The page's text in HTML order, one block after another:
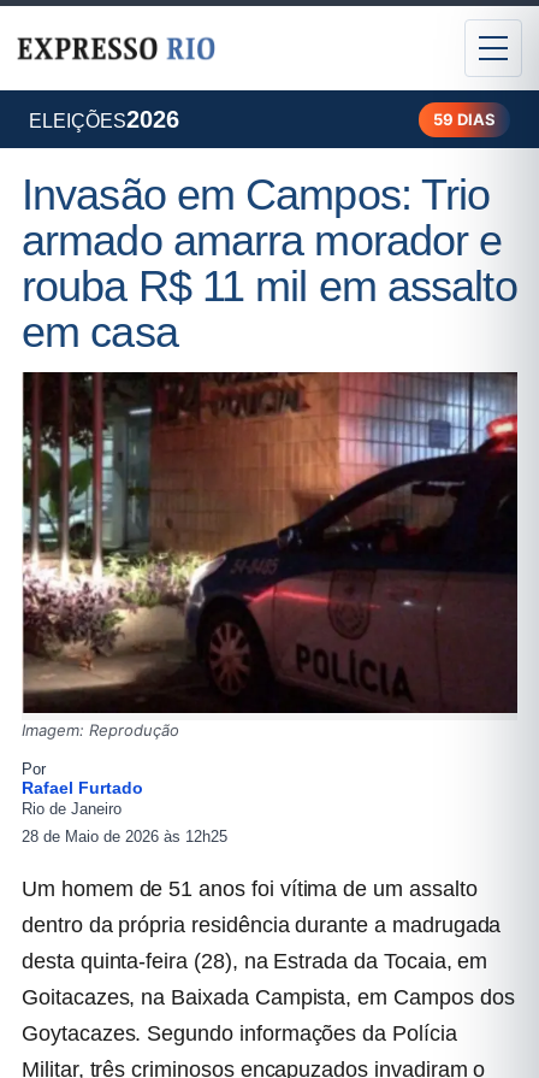
ELEIÇÕES2026 59 DIAS
Invasão em Campos: Trio
armado amarra morador e
rouba R$ 11 mil em assalto
em casa
Imagem: Reprodução
Por
Rafael Furtado
Rio de Janeiro
28 de Maio de 2026 às 12h25
Um homem de 51 anos foi vítima de um assalto
dentro da própria residência durante a madrugada
desta quinta-feira (28), na Estrada da Tocaia, em
Goitacazes, na Baixada Campista, em Campos dos
Goytacazes. Segundo informações da Polícia
Militar, três criminosos encapuzados invadiram o